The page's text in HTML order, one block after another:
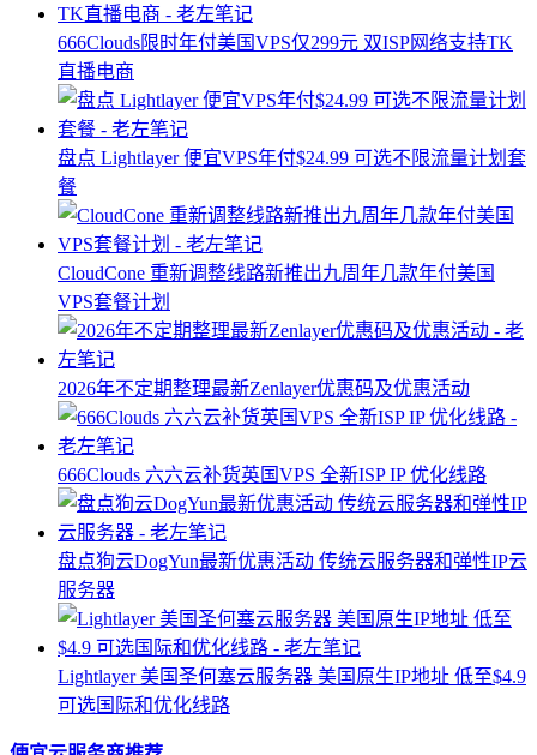
666Clouds限时年付美国VPS仅299元 双ISP网络支持TK
直播电商
盘点 Lightlayer 便宜VPS年付$24.99 可选不限流量计划套
餐
CloudCone 重新调整线路新推出九周年几款年付美国
VPS套餐计划
2026年不定期整理最新Zenlayer优惠码及优惠活动
666Clouds 六六云补货英国VPS 全新ISP IP 优化线路
盘点狗云DogYun最新优惠活动 传统云服务器和弹性IP云
服务器
Lightlayer 美国圣何塞云服务器 美国原生IP地址 低至$4.9
可选国际和优化线路